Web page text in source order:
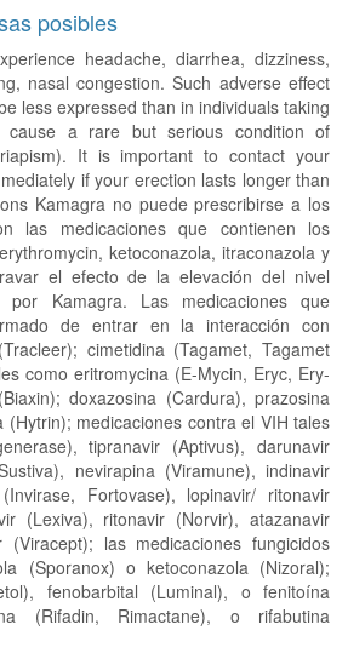
posibles
headache, diarrhea, dizziness,
nasal congestion. Such adverse effect
less expressed than in individuals taking
cause a rare but serious condition of
It is important to contact your
if your erection lasts longer than
Kamagra no puede prescribirse a los
las medicaciones que contienen los
ketoconazola, itraconazola y
el efecto de la elevación del nivel
por Kamagra. Las medicaciones que
de entrar en la interacción con
cimetidina (Tagamet, Tagamet
como eritromycina (E-Mycin, Eryc, Ery-
doxazosina (Cardura), prazosina
(Hytrin); medicaciones contra el VIH tales
tipranavir (Aptivus), darunavir
nevirapina (Viramune), indinavir
Fortovase), lopinavir/ ritonavir
(Lexiva), ritonavir (Norvir), atazanavir
(Viracept); las medicaciones fungicidos
(Sporanox) o ketoconazola (Nizoral);
fenobarbital (Luminal), o fenitoína
(Rifadin, Rimactane), o rifabutina